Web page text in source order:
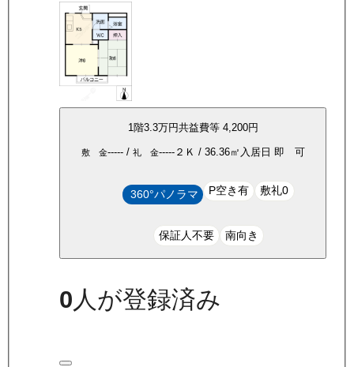
1階3.3万円共益費等 4,200円
敷 金-----/ 礼 金-----２Ｋ / 36.36㎡ 入居日 即 可
360°パノラマ P空き有 敷礼0
保証人不要 南向き
0人が登録済み